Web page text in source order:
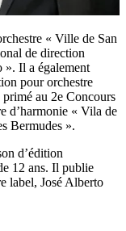
« Ville de San
de direction
». Il a également
pour orchestre
au 2e Concours
d’harmonie « Vila de
Bermudes ».
d’édition
12 ans. Il publie
label, José Alberto